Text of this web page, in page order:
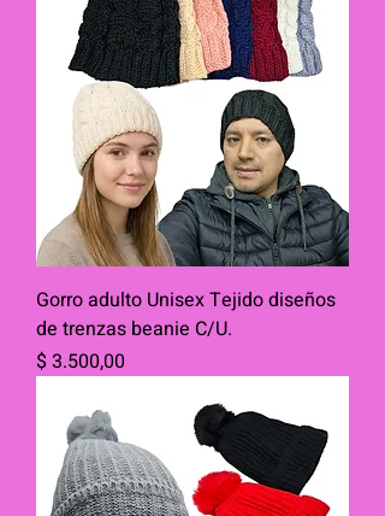
Gorro adulto Unisex Tejido diseños
de trenzas beanie C/U.
Precio
$ 3.500,00